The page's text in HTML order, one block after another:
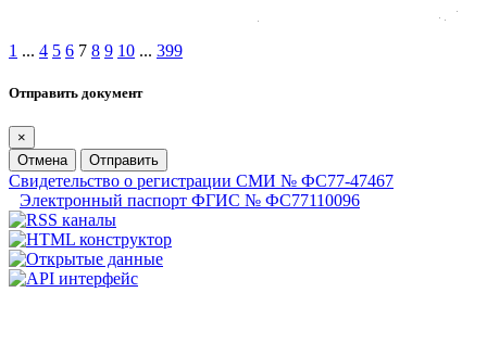
1 ... 4 5 6 7 8 9 10 ... 399
Отправить документ
×
Отмена
Отправить
Свидетельство о регистрации СМИ № ФС77-47467
Электронный паспорт ФГИС № ФС77110096